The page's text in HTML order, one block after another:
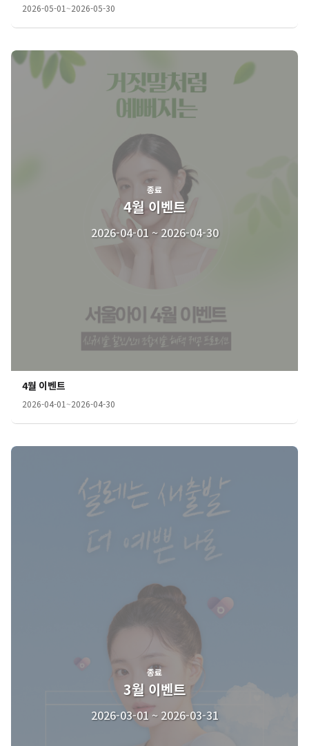
2026-05-01~2026-05-30
종료
4월 이벤트
2026-04-01 ~ 2026-04-30
4월 이벤트
2026-04-01~2026-04-30
종료
3월 이벤트
2026-03-01 ~ 2026-03-31